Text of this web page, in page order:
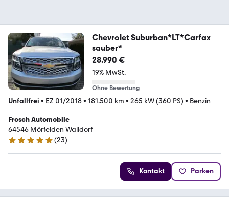
Chevrolet Suburban*LT*Carfax
sauber*
28.990 €
19% MwSt.
Ohne Bewertung
Unfallfrei • EZ 01/2018• 181.500 km • 265 kW (360 PS) • Benzin
Frosch Automobile
64546 Mörfelden Walldorf
5 Sterne
(23)
Kontakt Parken